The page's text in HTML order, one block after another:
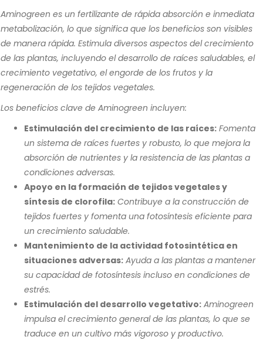
Aminogreen es un fertilizante de rápida absorción e inmediata
metabolización, lo que significa que los beneficios son visibles
de manera rápida. Estimula diversos aspectos del crecimiento
de las plantas, incluyendo el desarrollo de raíces saludables, el
crecimiento vegetativo, el engorde de los frutos y la
regeneración de los tejidos vegetales.
Los beneficios clave de Aminogreen incluyen:
Estimulación del crecimiento de las raíces: Fomenta
un sistema de raíces fuertes y robusto, lo que mejora la
absorción de nutrientes y la resistencia de las plantas a
condiciones adversas.
Apoyo en la formación de tejidos vegetales y
síntesis de clorofila: Contribuye a la construcción de
tejidos fuertes y fomenta una fotosíntesis eficiente para
un crecimiento saludable.
Mantenimiento de la actividad fotosintética en
situaciones adversas: Ayuda a las plantas a mantener
su capacidad de fotosíntesis incluso en condiciones de
estrés.
Estimulación del desarrollo vegetativo: Aminogreen
impulsa el crecimiento general de las plantas, lo que se
traduce en un cultivo más vigoroso y productivo.